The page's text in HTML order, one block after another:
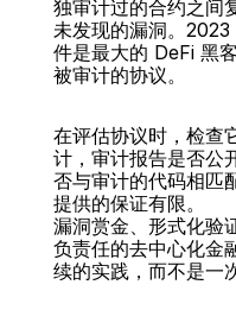
独审计过的合约之间
未发现的漏洞。
件是最大的 DeFi 黑
被审计的协议。
在评估协议时，检查
计，审计报告是否公
否与审计的代码相匹
提供的保证有限。
漏洞赏金、形式化验
负责任的去中心化金
续的实践，而不是一